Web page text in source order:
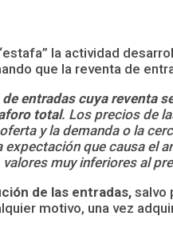
la actividad
que la reventa de
entradas cuya reventa
total. Los precios de
y la demanda o la
que causa
valores muy inferiores al
de las entradas,salvo
motivo, una vez